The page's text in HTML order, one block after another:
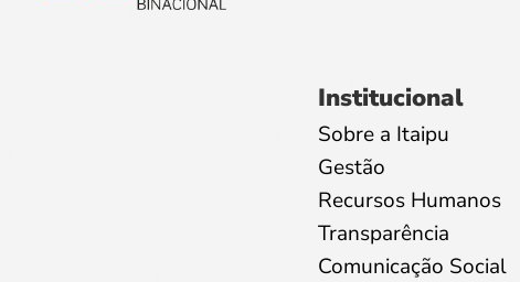
Institucional
Sobre a Itaipu
Gestão
Recursos Humanos
Transparência
Comunicação Social